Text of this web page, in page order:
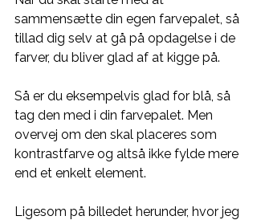
sammensætte din egen farvepalet, så
tillad dig selv at gå på opdagelse i de
farver, du bliver glad af at kigge på.
Så er du eksempelvis glad for blå, så
tag den med i din farvepalet. Men
overvej om den skal placeres som
kontrastfarve og altså ikke fylde mere
end et enkelt element.
Ligesom på billedet herunder, hvor jeg